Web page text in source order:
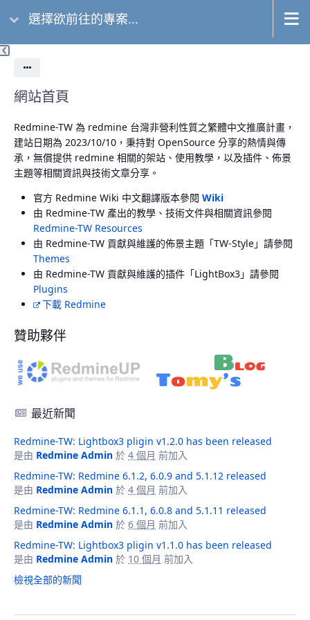
選擇欲前往的專案...
網站首頁
Redmine-TW 為 redmine 台灣非營利性質之繁體中文推廣計畫，
建站日期為 2023/10/10，秉持對 OpenSource 分享的熱情與傳
承，無償提供 redmine 相關的架站、使用教學，以及插件、佈景
主題等相關資訊與技術文章分享。
官方 Redmine Wiki 中文翻譯版本參閱 Wiki
由 Redmine-TW 產出的教學、技術文件與相關資訊參閱
Redmine-TW Resources
由 Redmine-TW 貢獻與維護的佈景主題「TW-Style」請參閱
Themes
由 Redmine-TW 貢獻與維護的插件「LightBox3」請參閱
Plugins
下載 Redmine
贊助夥伴
最近新聞
Redmine-TW: Lightbox3 pligin v1.2.0 has been released
是由 Redmine Admin 於 4 個月 前加入
Redmine-TW: Redmine 6.1.2, 6.0.9 and 5.1.12 released
是由 Redmine Admin 於 4 個月 前加入
Redmine-TW: Redmine 6.1.1, 6.0.8 and 5.1.11 released
是由 Redmine Admin 於 6 個月 前加入
Redmine-TW: Lightbox3 pligin v1.1.0 has been released
是由 Redmine Admin 於 10 個月 前加入
檢視全部的新聞